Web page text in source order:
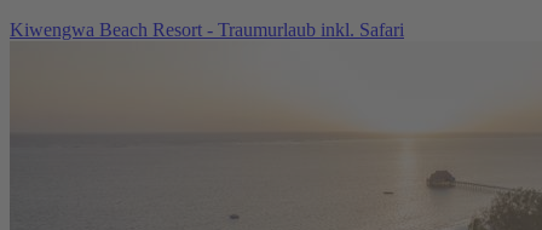
Kiwengwa Beach Resort - Traumurlaub inkl. Safari